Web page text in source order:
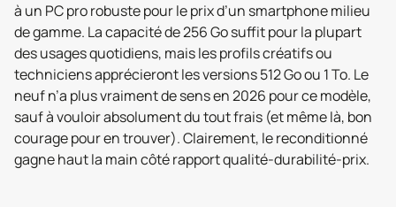
à un PC pro robuste pour le prix d’un smartphone milieu
de gamme. La capacité de 256 Go suffit pour la plupart
des usages quotidiens, mais les profils créatifs ou
techniciens apprécieront les versions 512 Go ou 1 To. Le
neuf n’a plus vraiment de sens en 2026 pour ce modèle,
sauf à vouloir absolument du tout frais (et même là, bon
courage pour en trouver). Clairement, le reconditionné
gagne haut la main côté rapport qualité-durabilité-prix.